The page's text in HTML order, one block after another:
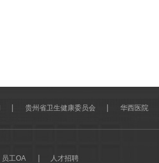
贵州省卫生健康委员会 华西医院
员工OA 人才招聘